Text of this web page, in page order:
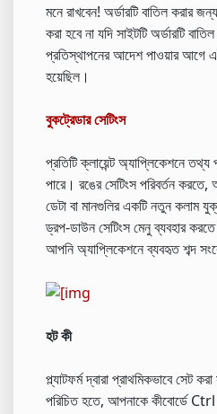
মনে রাখবেন! অর্ডারটি বাতিল করার
করা হবে না যদি সাইটটি অর্ডারটি
প্রতিস্থাপনের আদেশ পাওয়ার আগে
হয়েছিল।
বুকট্রেডার সেটিংস
প্রতিটি ক্লায়েন্ট অ্যাপ্লিকেশনে
পারে। রঙের সেটিংস পরিবর্তন করতে,
ডেটা বা মানগুলির একটি নতুন
ড্রপ-ডাউন সেটিংস মেনু ব্যবহার
আপনি অ্যাপ্লিকেশনে ব্যবহৃত শব্দ
হট কী
প্ল্যাটফর্ম দ্বারা প্রাথমিকভাবে সেট
পরিচিত হতে, আপনাকে কীবোর্ডে